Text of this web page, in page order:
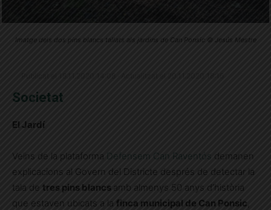
Imatge dels dos pins blancs tallats als jardins de Can Ponsic © Jesús Mestre
Societat
El Jardí
Veïns de la plataforma Defensem Can Raventós demanen
explicacions al Govern del Districte després de detectar la
tala de tres pins blancs amb almenys 50 anys d’història
que estaven ubicats a la finca municipal de Can Ponsic